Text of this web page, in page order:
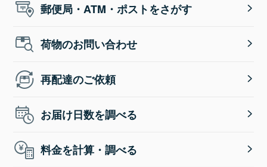
郵便局・ATM・ポストをさがす
荷物のお問い合わせ
再配達のご依頼
お届け日数を調べる
料金を計算・調べる